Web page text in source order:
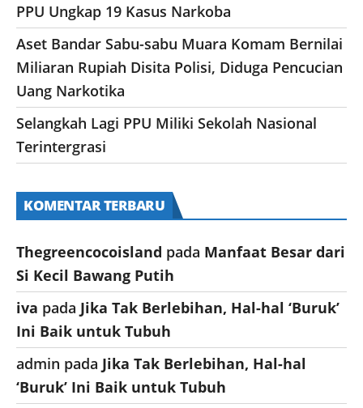
PPU Ungkap 19 Kasus Narkoba
Aset Bandar Sabu-sabu Muara Komam Bernilai
Miliaran Rupiah Disita Polisi, Diduga Pencucian
Uang Narkotika
Selangkah Lagi PPU Miliki Sekolah Nasional
Terintergrasi
KOMENTAR TERBARU
Thegreencocoisland pada Manfaat Besar dari
Si Kecil Bawang Putih
iva pada Jika Tak Berlebihan, Hal-hal ‘Buruk’
Ini Baik untuk Tubuh
admin pada Jika Tak Berlebihan, Hal-hal
‘Buruk’ Ini Baik untuk Tubuh